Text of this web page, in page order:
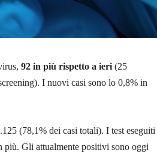
92 in più rispetto a ieri (25
I nuovi casi sono lo 0,8% in
(78,1% dei casi totali). I test eseguiti
più. Gli attualmente positivi sono oggi